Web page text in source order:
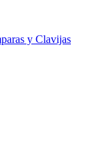
y Clavijas